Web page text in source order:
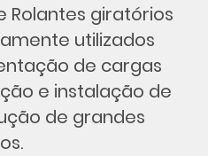
Rolantes giratórios
utilizados
de cargas
e instalação de
de grandes